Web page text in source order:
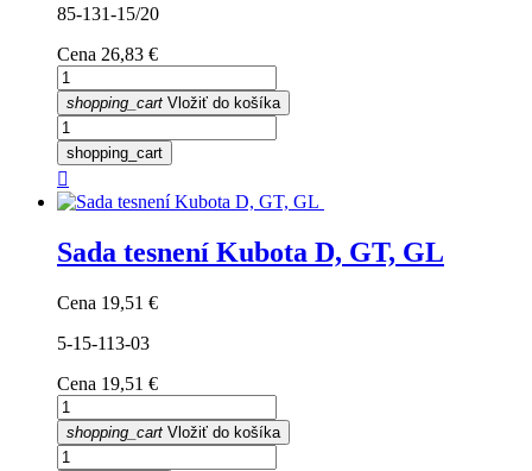
85-131-15/20
Cena 26,83 €
shopping_cart Vložiť do košíka
shopping_cart

Sada tesnení Kubota D, GT, GL
Cena 19,51 €
5-15-113-03
Cena 19,51 €
shopping_cart Vložiť do košíka